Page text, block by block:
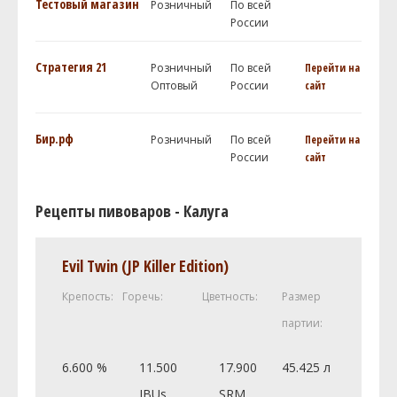
Тестовый магазин Розничный
По всей
России
Стратегия 21
Розничный
Оптовый
По всей
России
Перейти на
сайт
Бир.рф Розничный
По всей
России
Перейти на
сайт
Рецепты пивоваров - Калуга
Evil Twin (JP Killer Edition)
Крепость: Горечь: Цветность:
Размер
партии:
6.600 %
11.500
17.900
45.425 л